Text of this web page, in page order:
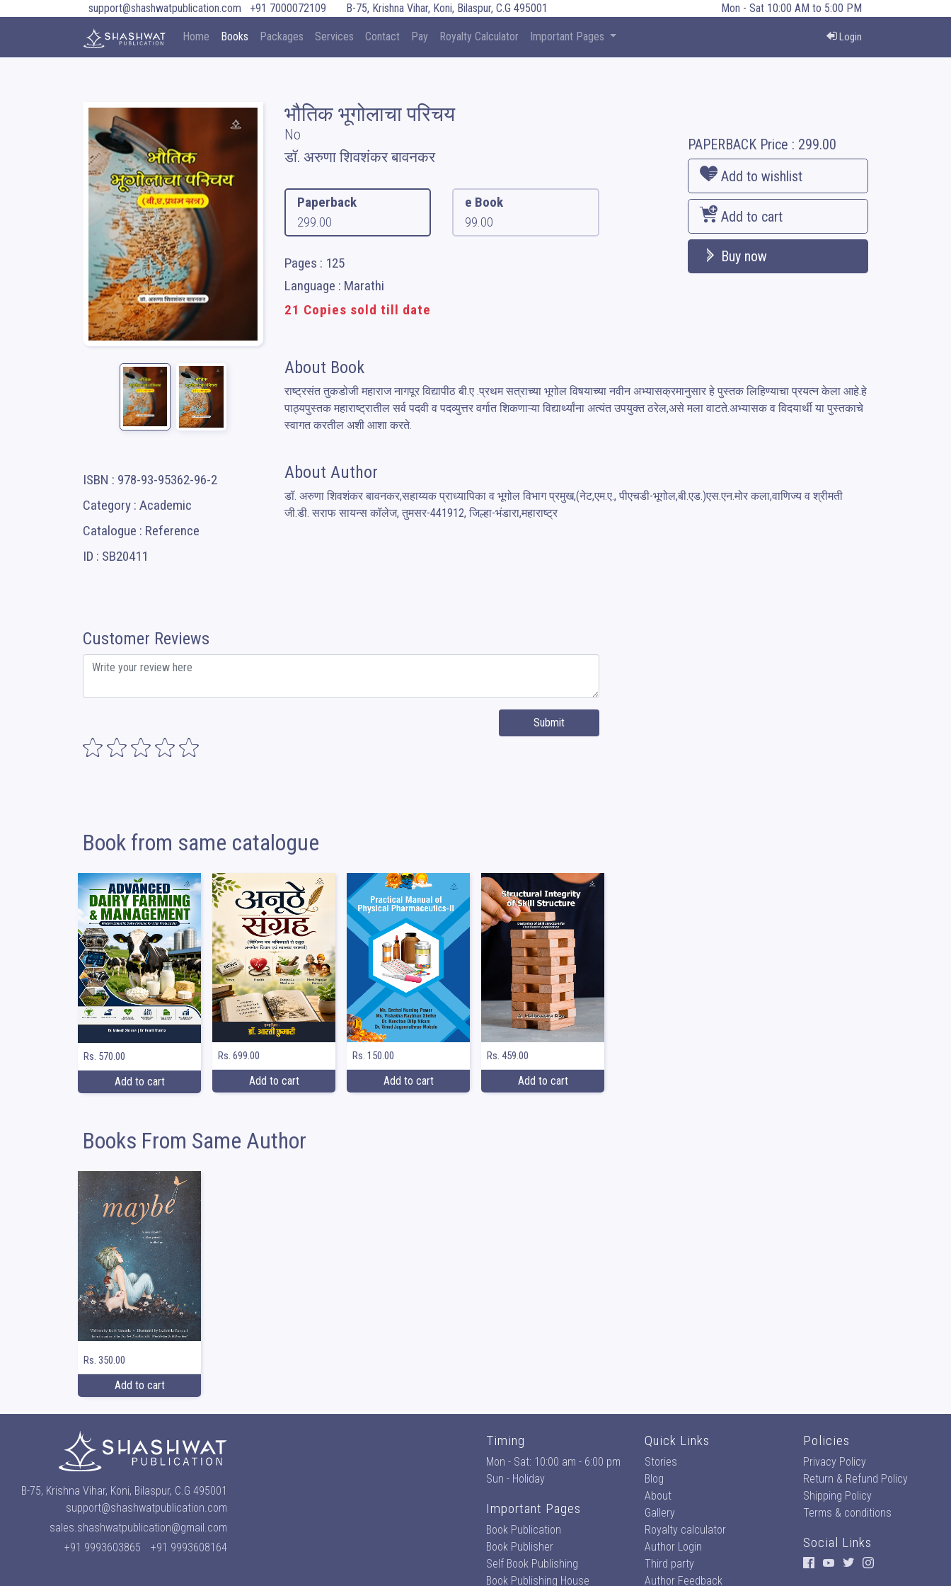
support@shashwatpublication.com +91 7000072109 B-75, Krishna Vihar, Koni, Bilaspur, C.G 495001 Mon - Sat 10:00 AM to 5:00 PM
Home Books Packages Services Contact Pay Royalty Calculator Important Pages Login
ISBN : 978-93-95362-96-2
Category : Academic
Catalogue : Reference
ID : SB20411
भौतिक भूगोलाचा परिचय
No
डॉ. अरुणा शिवशंकर बावनकर
Paperback
299.00
e Book
99.00
Pages : 125
Language : Marathi
21 Copies sold till date
PAPERBACKPrice : 299.00
Add to wishlist
Add to cart
Buy now
About Book
राष्ट्रसंत तुकडोजी महाराज नागपूर विद्यापीठ बी.ए .प्रथम सत्राच्या भूगोल विषयाच्या नवीन अभ्यासक्रमानुसार हे पुस्तक लिहिण्याचा प्रयत्न केला आहे.हे
पाठ्यपुस्तक महाराष्ट्रातील सर्व पदवी व पदव्युत्तर वर्गात शिकणाऱ्या विद्यार्थ्यांना अत्यंत उपयुक्त ठरेल,असे मला वाटते.अभ्यासक व विदयार्थी या पुस्तकाचे
स्वागत करतील अशी आशा करते.
About Author
डॉ. अरुणा शिवशंकर बावनकर,सहाय्यक प्राध्यापिका व भूगोल विभाग प्रमुख,(नेट,एम.ए., पीएचडी-भूगोल,बी.एड.)एस.एन.मोर कला,वाणिज्य व श्रीमती
जी.डी. सराफ सायन्स कॉलेज, तुमसर-441912, जिल्हा-भंडारा,महाराष्ट्र
Customer Reviews
Submit
Book from same catalogue
Rs. 570.00
Add to cart
Rs. 699.00
Add to cart
Rs. 150.00
Add to cart
Rs. 459.00
Add to cart
Books From Same Author
Rs. 350.00
Add to cart
B-75, Krishna Vihar, Koni, Bilaspur, C.G 495001
support@shashwatpublication.com
sales.shashwatpublication@gmail.com
+91 9993603865
+91 9993608164
Timing
Mon - Sat: 10:00 am - 6:00 pm
Sun - Holiday
Important Pages
Book Publication
Book Publisher
Self Book Publishing
Book Publishing House
Quick Links
Stories
Blog
About
Gallery
Royalty calculator
Author Login
Third party
Author Feedback
Policies
Privacy Policy
Return & Refund Policy
Shipping Policy
Terms & conditions
Social Links